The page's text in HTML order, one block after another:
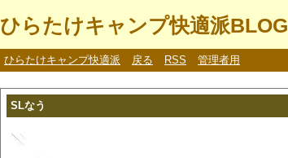
ひらたけキャンプ快適派BLOG
ひらたけキャンプ快適派 戻る RSS 管理者用
SLなう